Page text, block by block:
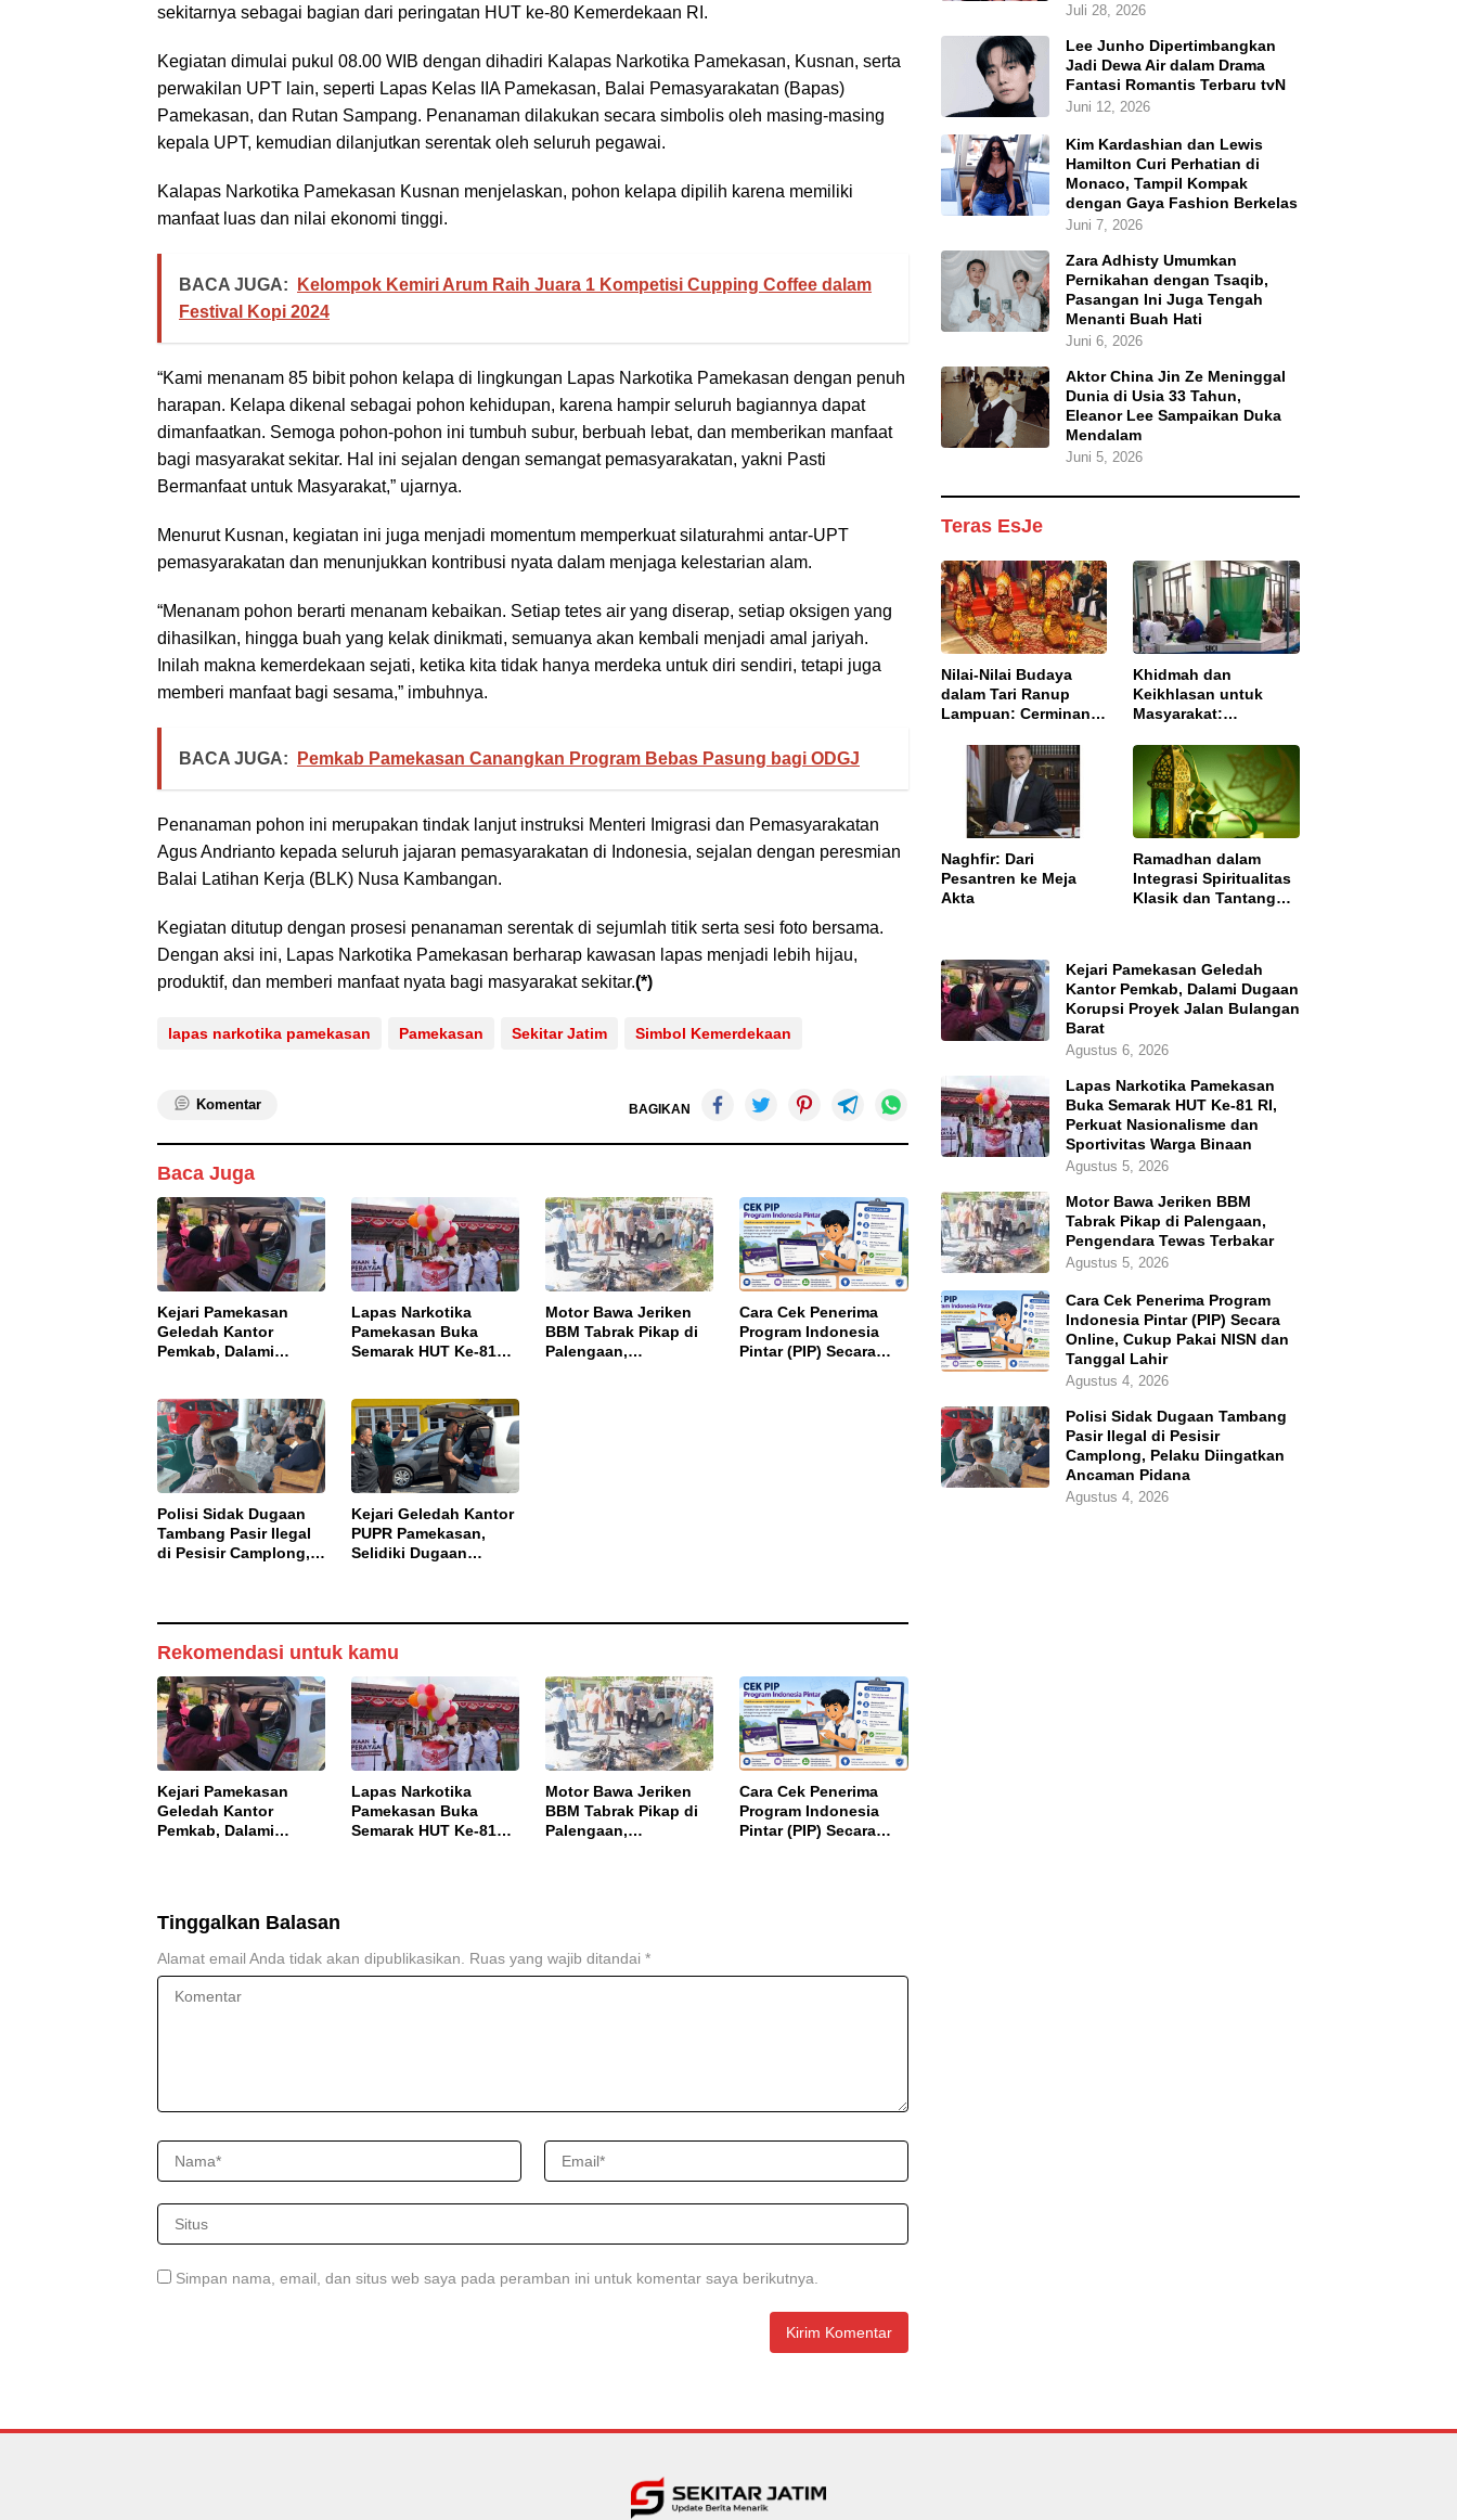
sekitarnya sebagai bagian dari peringatan HUT ke-80 Kemerdekaan RI.
Kegiatan dimulai pukul 08.00 WIB dengan dihadiri Kalapas Narkotika Pamekasan, Kusnan, serta
perwakilan UPT lain, seperti Lapas Kelas IIA Pamekasan, Balai Pemasyarakatan (Bapas)
Pamekasan, dan Rutan Sampang. Penanaman dilakukan secara simbolis oleh masing-masing
kepala UPT, kemudian dilanjutkan serentak oleh seluruh pegawai.
Kalapas Narkotika Pamekasan Kusnan menjelaskan, pohon kelapa dipilih karena memiliki
manfaat luas dan nilai ekonomi tinggi.
BACA JUGA:
Kelompok Kemiri Arum Raih Juara 1 Kompetisi Cupping Coffee dalam
Festival Kopi 2024
“Kami menanam 85 bibit pohon kelapa di lingkungan Lapas Narkotika Pamekasan dengan penuh
harapan. Kelapa dikenal sebagai pohon kehidupan, karena hampir seluruh bagiannya dapat
dimanfaatkan. Semoga pohon-pohon ini tumbuh subur, berbuah lebat, dan memberikan manfaat
bagi masyarakat sekitar. Hal ini sejalan dengan semangat pemasyarakatan, yakni Pasti
Bermanfaat untuk Masyarakat,” ujarnya.
Menurut Kusnan, kegiatan ini juga menjadi momentum memperkuat silaturahmi antar-UPT
pemasyarakatan dan menunjukkan kontribusi nyata dalam menjaga kelestarian alam.
“Menanam pohon berarti menanam kebaikan. Setiap tetes air yang diserap, setiap oksigen yang
dihasilkan, hingga buah yang kelak dinikmati, semuanya akan kembali menjadi amal jariyah.
Inilah makna kemerdekaan sejati, ketika kita tidak hanya merdeka untuk diri sendiri, tetapi juga
memberi manfaat bagi sesama,” imbuhnya.
BACA JUGA: Pemkab Pamekasan Canangkan Program Bebas Pasung bagi ODGJ
Penanaman pohon ini merupakan tindak lanjut instruksi Menteri Imigrasi dan Pemasyarakatan
Agus Andrianto kepada seluruh jajaran pemasyarakatan di Indonesia, sejalan dengan peresmian
Balai Latihan Kerja (BLK) Nusa Kambangan.
Kegiatan ditutup dengan prosesi penanaman serentak di sejumlah titik serta sesi foto bersama.
Dengan aksi ini, Lapas Narkotika Pamekasan berharap kawasan lapas menjadi lebih hijau,
produktif, dan memberi manfaat nyata bagi masyarakat sekitar.(*)
lapas narkotika pamekasan Pamekasan Sekitar Jatim Simbol Kemerdekaan
Komentar BAGIKAN
Baca Juga
Kejari Pamekasan
Geledah Kantor
Pemkab, Dalami
Bulangan Barat
Lapas Narkotika
Pamekasan Buka
Semarak HUT Ke-81
Sportivitas Warga
Binaan
Motor Bawa Jeriken
BBM Tabrak Pikap di
Palengaan,
Cara Cek Penerima
Program Indonesia
Pintar (PIP) Secara
Polisi Sidak Dugaan
Tambang Pasir Ilegal
di Pesisir Camplong,
Kejari Geledah Kantor
PUPR Pamekasan,
Selidiki Dugaan
Rekomendasi untuk kamu
Kejari Pamekasan
Geledah Kantor
Pemkab, Dalami
Lapas Narkotika
Pamekasan Buka
Semarak HUT Ke-81
Motor Bawa Jeriken
BBM Tabrak Pikap di
Palengaan,
Cara Cek Penerima
Program Indonesia
Pintar (PIP) Secara
Tinggalkan Balasan
Alamat email Anda tidak akan dipublikasikan. Ruas yang wajib ditandai *
Simpan nama, email, dan situs web saya pada peramban ini untuk komentar saya berikutnya.
Juli 28, 2026
Lee Junho Dipertimbangkan
Jadi Dewa Air dalam Drama
Fantasi Romantis Terbaru tvN
Juni 12, 2026
Kim Kardashian dan Lewis
Hamilton Curi Perhatian di
Monaco, Tampil Kompak
dengan Gaya Fashion Berkelas
Juni 7, 2026
Zara Adhisty Umumkan
Pernikahan dengan Tsaqib,
Pasangan Ini Juga Tengah
Menanti Buah Hati
Juni 6, 2026
Aktor China Jin Ze Meninggal
Dunia di Usia 33 Tahun,
Eleanor Lee Sampaikan Duka
Mendalam
Juni 5, 2026
Teras EsJe
Nilai-Nilai Budaya
dalam Tari Ranup
Lampuan: Cerminan
Aceh
Khidmah dan
Keikhlasan untuk
Masyarakat:
Ba’dha Subuh
Naghfir: Dari
Pesantren ke Meja
Akta
Ramadhan dalam
Integrasi Spiritualitas
Klasik dan Tantangan
Kejari Pamekasan Geledah
Kantor Pemkab, Dalami Dugaan
Korupsi Proyek Jalan Bulangan
Barat
Agustus 6, 2026
Lapas Narkotika Pamekasan
Buka Semarak HUT Ke-81 RI,
Perkuat Nasionalisme dan
Sportivitas Warga Binaan
Agustus 5, 2026
Motor Bawa Jeriken BBM
Tabrak Pikap di Palengaan,
Pengendara Tewas Terbakar
Agustus 5, 2026
Cara Cek Penerima Program
Indonesia Pintar (PIP) Secara
Online, Cukup Pakai NISN dan
Tanggal Lahir
Agustus 4, 2026
Polisi Sidak Dugaan Tambang
Pasir Ilegal di Pesisir
Camplong, Pelaku Diingatkan
Ancaman Pidana
Agustus 4, 2026